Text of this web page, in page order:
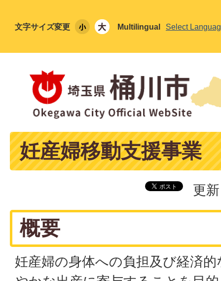
文字サイズ変更 Multilingual Select
妊産婦移動支援事業
更
概要
妊産婦の身体への負担及び経済